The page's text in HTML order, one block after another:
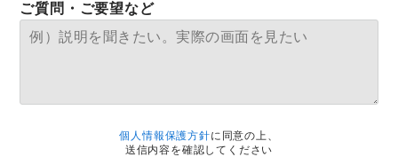
ご質問・ご要望など
個人情報保護方針に同意の上、
送信内容を確認してください